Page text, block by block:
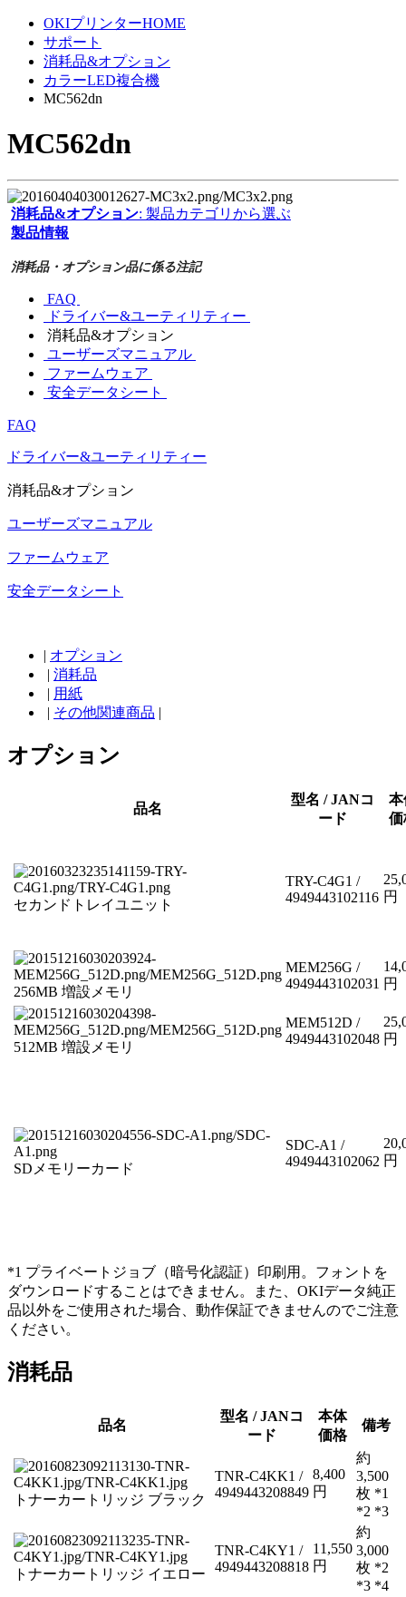
OKIプリンターHOME
サポート
消耗品&オプション
カラーLED複合機
MC562dn
MC562dn
消耗品&オプション: 製品カテゴリから選ぶ
製品情報
消耗品・オプション品に係る注記
FAQ
ドライバー&ユーティリティー
消耗品&オプション
ユーザーズマニュアル
ファームウェア
安全データシート
FAQ
ドライバー&ユーティリティー
消耗品&オプション
ユーザーズマニュアル
ファームウェア
安全データシート
| オプション
| 消耗品
| 用紙
| その他関連商品 |
オプション
品名
型名 / JANコ
ード
本
価
セカンドトレイユニット
TRY-C4G1 /
4949443102116 円
256MB 増設メモリ
MEM256G /
4949443102031 円
512MB 増設メモリ
MEM512D /
4949443102048 円
SDメモリーカード
SDC-A1 /
4949443102062 円
*1 プライベートジョブ（暗号化認証）印刷用。フォントを
ダウンロードすることはできません。また、OKIデータ純正
品以外をご使用された場合、動作保証できませんのでご注意
ください。
消耗品
品名
型名 / JANコ
ード
本体
価格
備考
トナーカートリッジ ブラック
TNR-C4KK1 /
4949443208849
8,400
円
約
3,500
枚 *1
*2 *3
トナーカートリッジ イエロー
TNR-C4KY1 /
4949443208818
11,550
円
約
3,000
枚 *2
*3 *4